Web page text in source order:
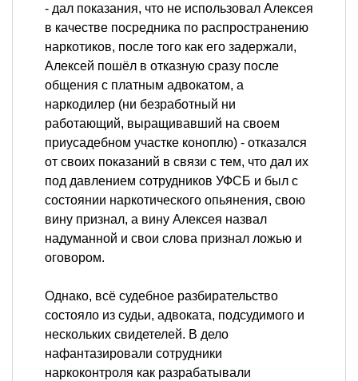
- дал показания, что не использовал Алексея
в качестве посредника по распространению
наркотиков, после того как его задержали,
Алексей пошёл в отказную сразу после
общения с платным адвокатом, а
наркодилер (ни безработный ни
работающий, выращивавший на своем
приусадебном участке коноплю) - отказался
от своих показаний в связи с тем, что дал их
под давлением сотрудников УФСБ и был с
состоянии наркотического опьянения, свою
вину признал, а вину Алексея назвал
надуманной и свои слова признал ложью и
оговором.
Однако, всё судебное разбирательство
состояло из судьи, адвоката, подсудимого и
нескольких свидетелей. В дело
нафантазировали сотрудники
наркоконтроля как разрабатывали